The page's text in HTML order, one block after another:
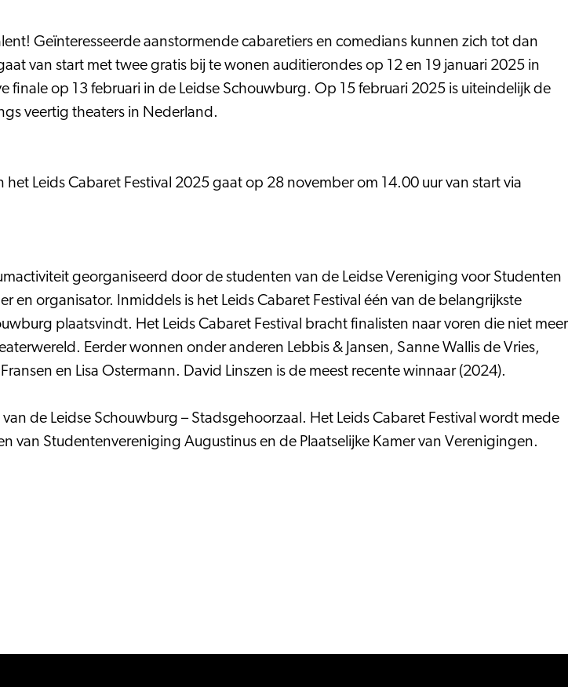
Geïnteresseerde aanstormende cabaretiers en comedians kunnen zich tot dan
van start met twee gratis bij te wonen auditierondes op 12 en 19 januari 2025 in
op 13 februari in de Leidse Schouwburg. Op 15 februari 2025 is uiteindelijk de
veertig theaters in Nederland.
Leids Cabaret Festival 2025 gaat op 28 november om 14.00 uur van start via
georganiseerd door de studenten van de Leidse Vereniging voor Studenten
en organisator. Inmiddels is het Leids Cabaret Festival één van de belangrijkste
plaatsvindt. Het Leids Cabaret Festival bracht finalisten naar voren die niet meer
Eerder wonnen onder anderen Lebbis & Jansen, Sanne Wallis de Vries,
en Lisa Ostermann. David Linszen is de meest recente winnaar (2024).
de Leidse Schouwburg – Stadsgehoorzaal. Het Leids Cabaret Festival wordt mede
van Studentenvereniging Augustinus en de Plaatselijke Kamer van Verenigingen.